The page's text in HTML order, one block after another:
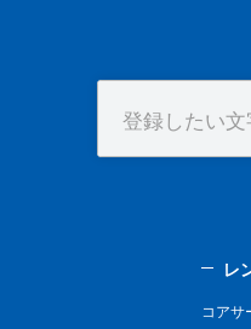
レ
コアサ